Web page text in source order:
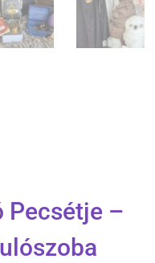
Pecsétje –